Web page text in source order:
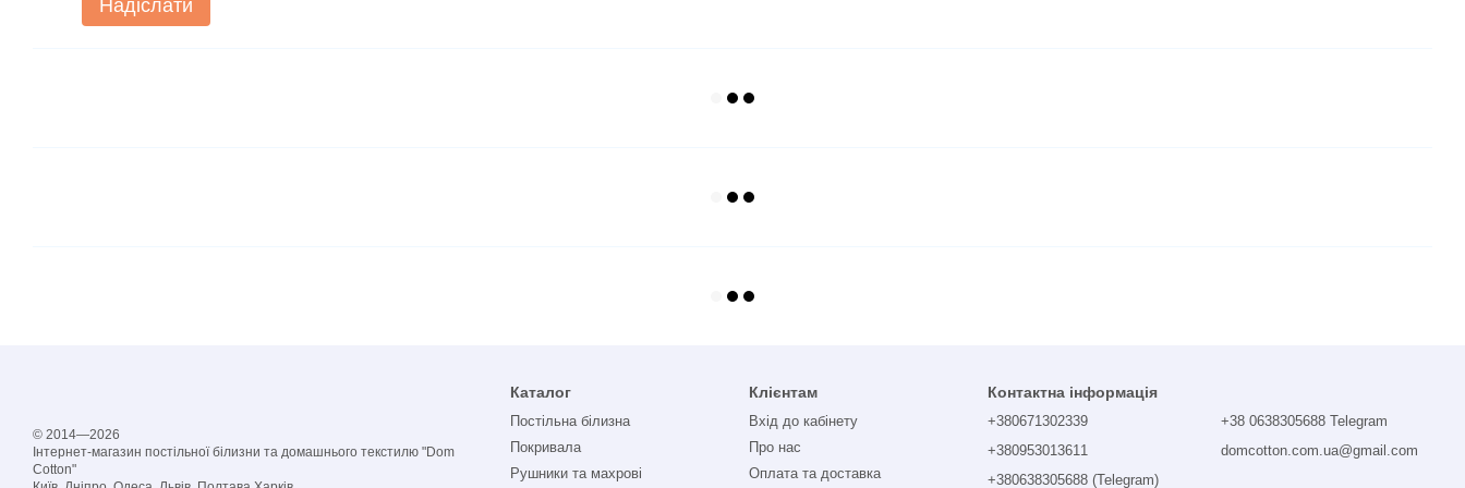
Надіслати
© 2014—2026
Інтернет-магазин постільної білизни та домашнього текстилю "Dom
Cotton"
Каталог
Постільна білизна
Покривала
Рушники та махрові
Клієнтам
Вхід до кабінету
Про нас
Оплата та доставка
Контактна інформація
+380671302339
+380953013611
+380638305688 (Telegram)
+38 0638305688 Telegram
domcotton.com.ua@gmail.com